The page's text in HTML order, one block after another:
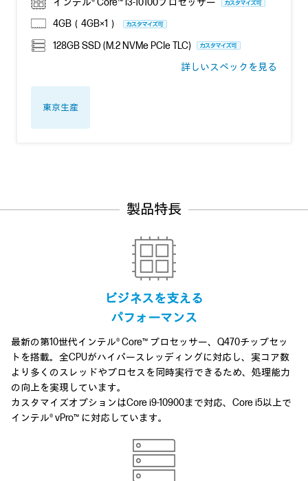
製品特長
ビジネスを支える
パフォーマンス
最新の第10世代インテル® Core™ プロセッサー、Q470チップセッ
トを搭載。全CPUがハイパースレッディングに対応し、実コア数
より多くのスレッドやプロセスを同時実行できるため、処理能力
の向上を実現しています。
カスタマイズオプションはCore i9-10900まで対応、Core i5以上で
インテル® vPro™ に対応しています。
インテル® Core™ i3-10100プロセッサー
4GB（4GB×1）
128GB SSD (M.2 NVMe PCIe TLC)
詳しいスペックを見る
東京生産